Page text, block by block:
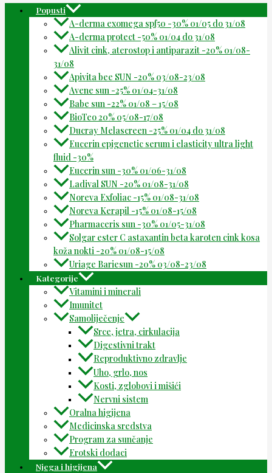
Popusti
A-derma exomega spf50 -30% 01/05 do 31/08
A-derma protect -50% 01/04 do 31/08
Alivit cink, aterostop i antiparazit -20% 01/08-
31/08
Apivita bee SUN -20% 03/08-23/08
Avene sun -25% 01/04-31/08
Babe sun -22% 01/08 – 15/08
BioTeo 20% 05/08-17/08
Ducray Melascreen -25% 01/04 do 31/08
Eucerin epigenetic serum i elasticity ultra light
fluid -30%
Eucerin sun -30% 01/06-31/08
Ladival SUN -20% 01/08-31/08
Noreva Exfoliac -15% 01/08-31/08
Noreva Kerapil -15% 01/08-15/08
Pharmaceris sun -30% 01/05-31/08
Solgar ester C astaxantin beta karoten cink kosa
koža nokti -20% 01/08-15/08
Uriage Bariesun -20% 03/08-23/08
Kategorije
Vitamini i minerali
Imunitet
Samoliječenje
Srce, jetra, cirkulacija
Digestivni trakt
Reproduktivno zdravlje
Uho, grlo, nos
Kosti, zglobovi i mišići
Nervni sistem
Oralna higijena
Medicinska sredstva
Program za sunčanje
Erotski dodaci
Njega i higijena